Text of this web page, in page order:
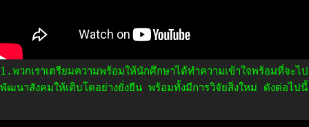
1.พวกเราเตรียมความพร้อมให้นักศึกษาได้ทำความเข้าใจพร้อมที่จะไป
พัฒนาสังคมให้เติบโตอย่างยั่งยืน พร้อมทั้งมีการวิจัยสิ่งใหม่ ดังต่อไปนี้